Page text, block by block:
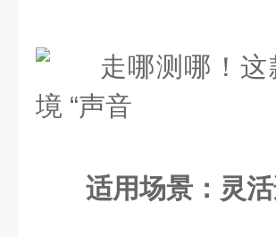
适用场景：灵